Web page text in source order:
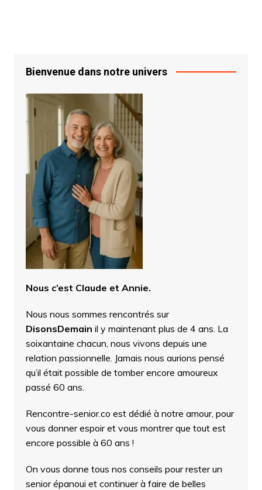
Bienvenue dans notre univers
Nous c’est Claude et Annie.
Nous nous sommes rencontrés sur
DisonsDemain il y maintenant plus de 4 ans. La
soixantaine chacun, nous vivons depuis une
relation passionnelle. Jamais nous aurions pensé
qu’il était possible de tomber encore amoureux
passé 60 ans.
Rencontre-senior.co est dédié à notre amour, pour
vous donner espoir et vous montrer que tout est
encore possible à 60 ans !
On vous donne tous nos conseils pour rester un
senior épanoui et continuer à faire de belles